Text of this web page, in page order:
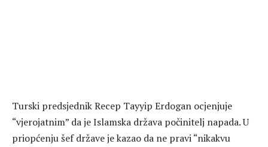
Turski predsjednik Recep Tayyip Erdogan ocjenjuje
“vjerojatnim” da je Islamska država počinitelj napada. U
priopćenju šef države je kazao da ne pravi “nikakvu